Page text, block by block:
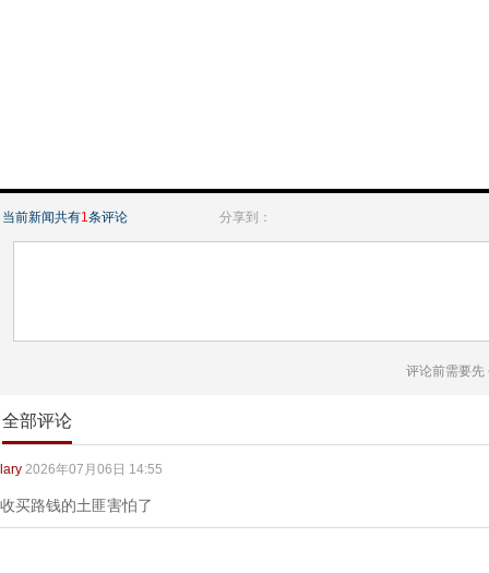
当前新闻共有1条评论 分享到：
评论前需要先
全部评论
lary 2026年07月06日 14:55
收买路钱的土匪害怕了